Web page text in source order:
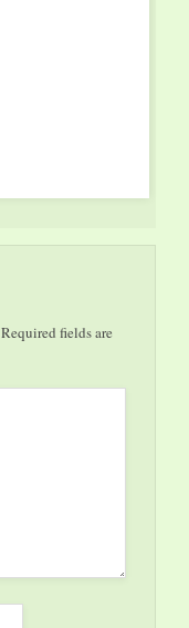
Required fields are